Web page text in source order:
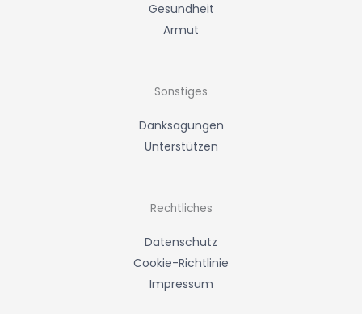
Gesundheit
Armut
Sonstiges
Danksagungen
Unterstützen
Rechtliches
Datenschutz
Cookie-Richtlinie
Impressum